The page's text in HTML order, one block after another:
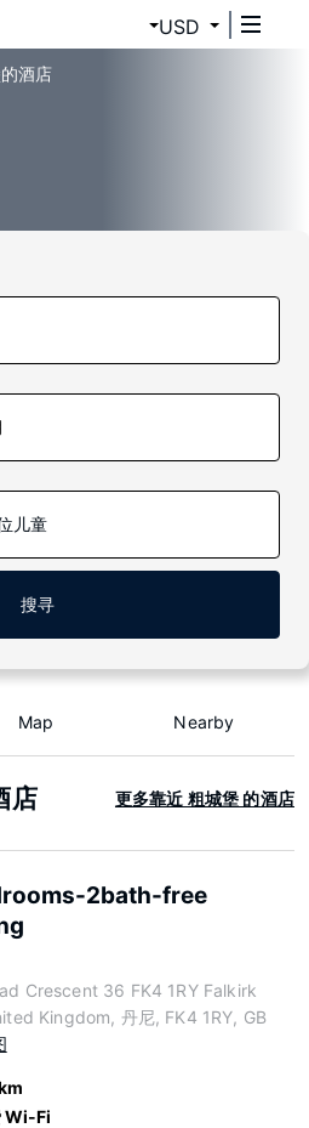
USD
酒店
儿童
搜寻
Map Nearby
店 更多靠近 粗城堡 的酒店
2bath-free
Crescent 36 FK4 1RY Falkirk
Kingdom, 丹尼, FK4 1RY, GB
Wi-Fi